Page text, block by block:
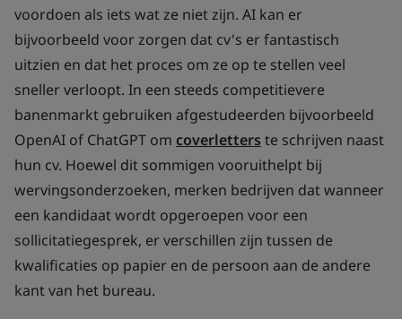
voordoen als iets wat ze niet zijn. AI kan er
bijvoorbeeld voor zorgen dat cv's er fantastisch
uitzien en dat het proces om ze op te stellen veel
sneller verloopt. In een steeds competitievere
banenmarkt gebruiken afgestudeerden bijvoorbeeld
OpenAI of ChatGPT om coverletters te schrijven naast
hun cv. Hoewel dit sommigen vooruithelpt bij
wervingsonderzoeken, merken bedrijven dat wanneer
een kandidaat wordt opgeroepen voor een
sollicitatiegesprek, er verschillen zijn tussen de
kwalificaties op papier en de persoon aan de andere
kant van het bureau.